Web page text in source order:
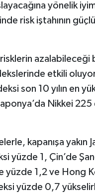
yönelik
risk iştahının güçlü
azalabileceği
etkili
son 10 yılın en
Nikkei
kapanışa yakın
yüzde 1, Çin’de
yüzde 1,2 ve Hong
yüzde 0,7